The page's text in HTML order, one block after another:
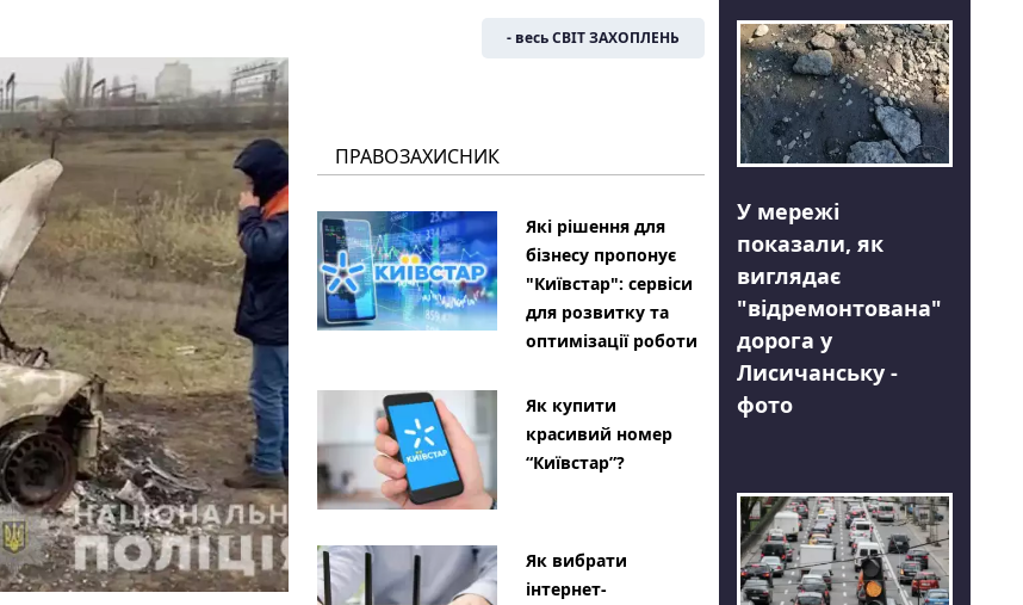
- весь СВІТ ЗАХОПЛЕНЬ
ПРАВОЗАХИСНИК
Які рішення для
бізнесу пропонує
"Київстар": сервіси
для розвитку та
оптимізації роботи
Як купити
красивий номер
“Київстар”?
Як вибрати
інтернет-
У мережі
показали, як
виглядає
"відремонтована"
дорога у
Лисичанську -
фото